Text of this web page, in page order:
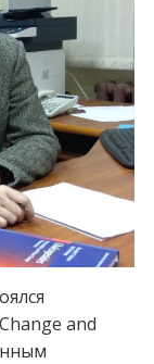
and